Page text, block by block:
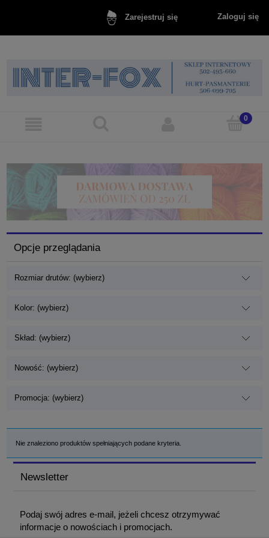
Zarejestruj się Zaloguj się
Opcje przeglądania
Rozmiar drutów: (wybierz)
Kolor: (wybierz)
Skład: (wybierz)
Nowość: (wybierz)
Promocja: (wybierz)
Nie znaleziono produktów spełniających podane kryteria.
Newsletter
Podaj swój adres e-mail, jeżeli chcesz otrzymywać
informacje o nowościach i promocjach.